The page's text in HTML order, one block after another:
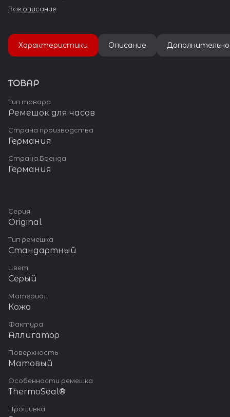
Все описание
Характеристики Описание Дополнительно
ТОВАР
Тип товара
Ремешок для часов
Страна производства
Германия
Страна Бренда
Германия
Серия
Original
Тип ремешка
Стандартный
Цвет
Серый
Материал
Кожа
Фактура
Аллигатор
Поверхность
Матовый
Особенности ремешка
ThermoSeal®
Прошивка